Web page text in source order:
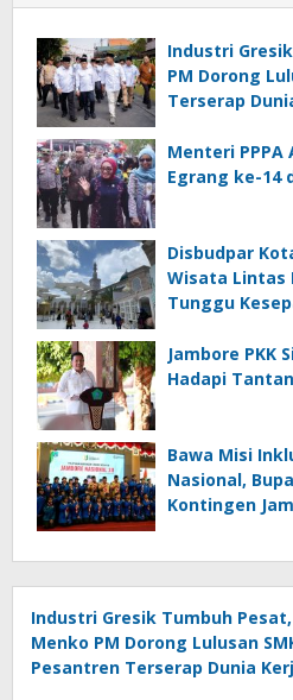
Industri
PM Dorong
Terserap
Menteri PPPA
Egrang ke-14
Disbudpar
Wisata Lintas
Tunggu
Jambore PKK
Hadapi
Bawa Misi
Nasional,
Kontingen
Industri Gresik Tumbuh Pesat,
Menko PM Dorong Lulusan
Pesantren Terserap Dunia